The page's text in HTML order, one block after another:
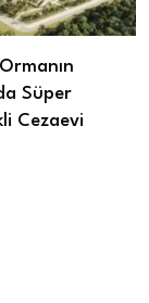
Süper
Cezaevi